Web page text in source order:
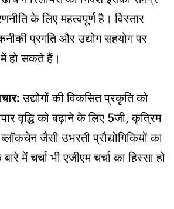
के लिए महत्वपूर्ण है। विस्तार
प्रगति और उद्योग सहयोग पर
हो सकते हैं।
उद्योगों की विकसित प्रकृति को
वृद्धि को बढ़ाने के लिए 5जी, कृत्रिम
ब्लॉकचेन जैसी उभरती प्रौद्योगिकियों का
में चर्चा भी एजीएम चर्चा का हिस्सा हो